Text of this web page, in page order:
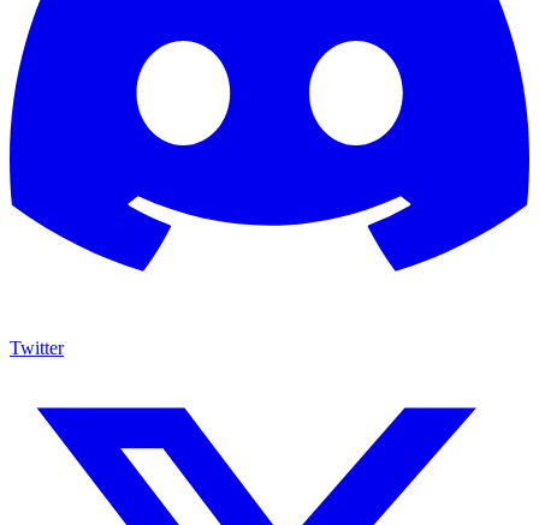
Twitter